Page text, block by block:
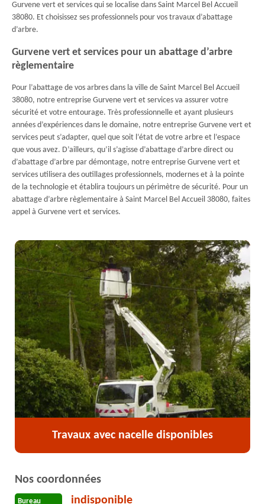
Gurvene vert et services qui se localise dans Saint Marcel Bel Accueil
38080. Et choisissez ses professionnels pour vos travaux d’abattage
d’arbre.
Gurvene vert et services pour un abattage d’arbre
règlementaire
Pour l’abattage de vos arbres dans la ville de Saint Marcel Bel Accueil
38080, notre entreprise Gurvene vert et services va assurer votre
sécurité et votre entourage. Très professionnelle et ayant plusieurs
années d’expériences dans le domaine, notre entreprise Gurvene vert et
services peut s’adapter, quel que soit l’état de votre arbre et l’espace
que vous avez. D’ailleurs, qu’il s’agisse d’abattage d’arbre direct ou
d’abattage d’arbre par démontage, notre entreprise Gurvene vert et
services utilisera des outillages professionnels, modernes et à la pointe
de la technologie et établira toujours un périmètre de sécurité. Pour un
abattage d’arbre règlementaire à Saint Marcel Bel Accueil 38080, faites
appel à Gurvene vert et services.
Travaux avec nacelle disponibles
Nos coordonnées
Bureau indisponible